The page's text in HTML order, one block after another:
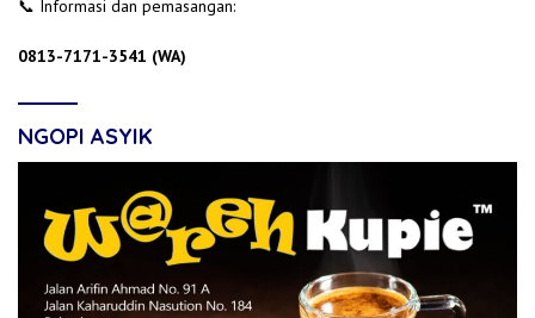
📞 Informasi dan pemasangan:
0813-7171-3541 (WA)
NGOPI ASYIK